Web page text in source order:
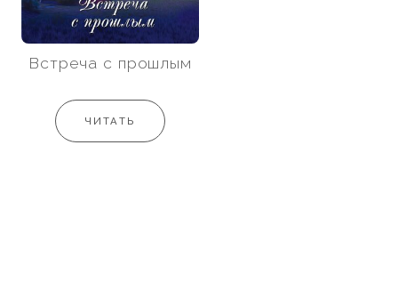
Встреча с прошлым
ЧИТАТЬ